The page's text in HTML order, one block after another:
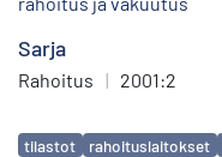
Sarja
Rahoitus | 2001:2
Avainsanat
tilastot rahoituslaitokset